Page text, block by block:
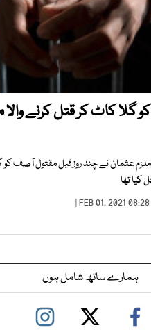
گلا کاٹ کر قتل کرنے والا
عثمان نے چند روز قبل مقتول آصف کو
کیا تھا
ہمارے ساتھ شامل ہوں